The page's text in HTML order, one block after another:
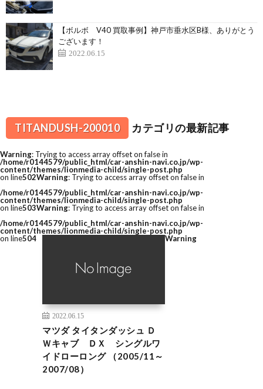
【ボルボ V40 買取事例】神戸市垂水区B様、ありがとう
ございます！
2022.06.15
TITANDUSH-200010 カテゴリの最新記事
Warning: Trying to access array offset on false in
/home/r0144579/public_html/car-anshin-navi.co.jp/wp-
content/themes/lionmedia-child/single-post.php
on line502Warning: Trying to access array offset on false in
/home/r0144579/public_html/car-anshin-navi.co.jp/wp-
content/themes/lionmedia-child/single-post.php
on line503Warning: Trying to access array offset on false in
/home/r0144579/public_html/car-anshin-navi.co.jp/wp-
content/themes/lionmedia-child/single-post.php
on line504
2022.06.15
マツダ タイタンダッシュ Ｄ
Ｗキャブ ＤＸ シングルワ
イドローロング （2005/11～
2007/08）
Warning